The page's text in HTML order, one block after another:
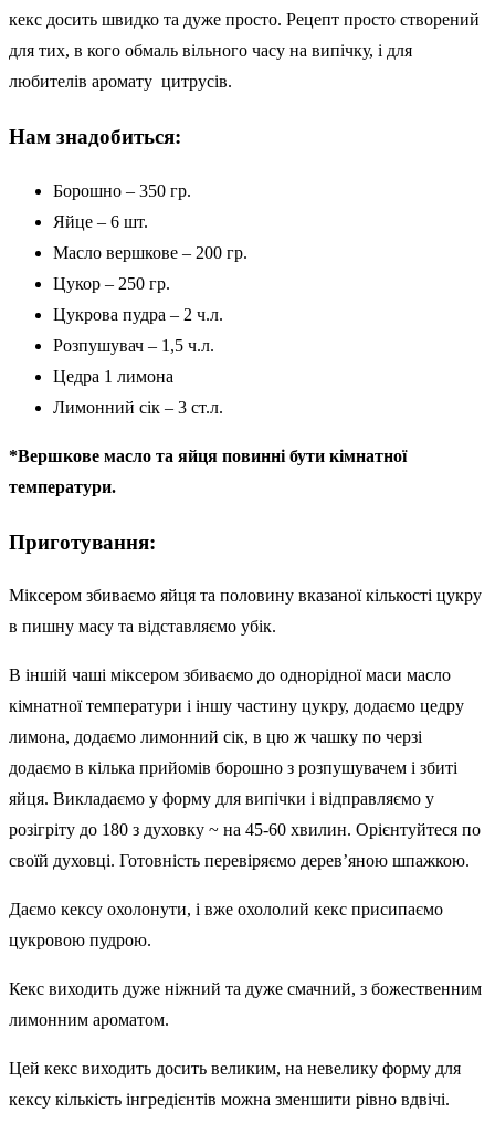
кекс досить швидко та дуже просто. Рецепт просто створений
для тих, в кого обмаль вільного часу на випічку, і для
любителів аромату цитрусів.
Нам знадобиться:
Борошно – 350 гр.
Яйце – 6 шт.
Масло вершкове – 200 гр.
Цукор – 250 гр.
Цукрова пудра – 2 ч.л.
Розпушувач – 1,5 ч.л.
Цедра 1 лимона
Лимонний сік – 3 ст.л.
*Вершкове масло та яйця повинні бути кімнатної
температури.
Приготування:
Міксером збиваємо яйця та половину вказаної кількості цукру
в пишну масу та відставляємо убік.
В іншій чаші міксером збиваємо до однорідної маси масло
кімнатної температури і іншу частину цукру, додаємо цедру
лимона, додаємо лимонний сік, в цю ж чашку по черзі
додаємо в кілька прийомів борошно з розпушувачем і збиті
яйця. Викладаємо у форму для випічки і відправляємо у
розігріту до 180 з духовку ~ на 45-60 хвилин. Орієнтуйтеся по
своїй духовці. Готовність перевіряємо дерев’яною шпажкою.
Даємо кексу охолонути, і вже охололий кекс присипаємо
цукровою пудрою.
Кекс виходить дуже ніжний та дуже смачний, з божественним
лимонним ароматом.
Цей кекс виходить досить великим, на невелику форму для
кексу кількість інгредієнтів можна зменшити рівно вдвічі.